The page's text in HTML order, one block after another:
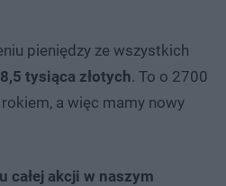
pieniędzy ze wszystkich
tysiąca złotych. To o 2700
a więc mamy nowy
całej akcji w naszym